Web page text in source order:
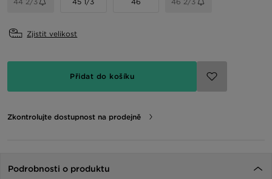
Zjistit velikost
Přidat do košíku
Zkontrolujte dostupnost na prodejně
Podrobnosti o produktu